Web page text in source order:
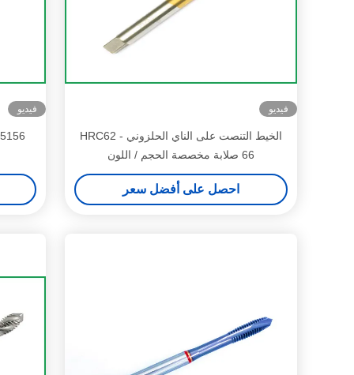
فيديو
الخيط التنصت على الناي الحلزوني HRC62 -
66 صلابة مخصصة الحجم / اللون
احصل على أفضل سعر
فيديو